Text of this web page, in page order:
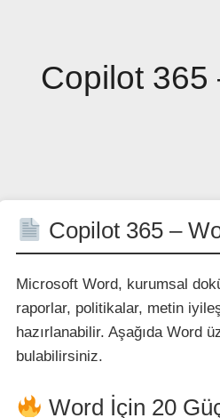
Copilot 365
Copilot 365 –
Microsoft Word, kurumsal
raporlar, politikalar, metin
hazırlanabilir. Aşağıda Word
bulabilirsiniz.
Word İçin 20
gezinmesi